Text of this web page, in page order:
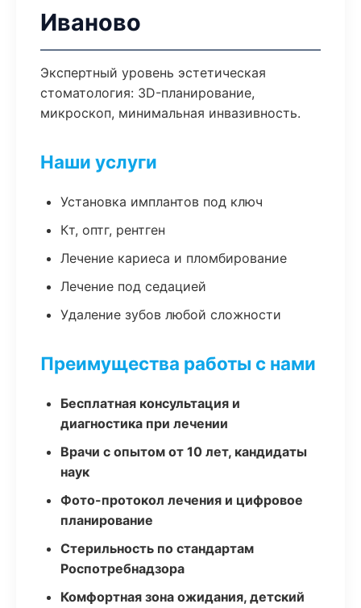
Иваново
Экспертный уровень эстетическая
стоматология: 3D-планирование,
микроскоп, минимальная инвазивность.
Наши услуги
Установка имплантов под ключ
Кт, оптг, рентген
Лечение кариеса и пломбирование
Лечение под седацией
Удаление зубов любой сложности
Преимущества работы с нами
Бесплатная консультация и
диагностика при лечении
Врачи с опытом от 10 лет, кандидаты
наук
Фото-протокол лечения и цифровое
планирование
Стерильность по стандартам
Роспотребнадзора
Комфортная зона ожидания, детский